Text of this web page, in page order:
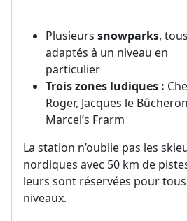
Plusieurs snowparks, tous
adaptés à un niveau en
particulier
Trois zones ludiques :
Roger, Jacques le
Marcel’s Frarm
La station n’oublie pas les
nordiques avec 50 km de
leurs sont réservées pour
niveaux.